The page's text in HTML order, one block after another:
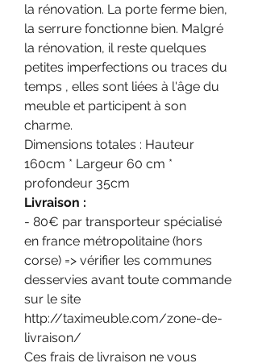
la rénovation. La porte ferme bien,
la serrure fonctionne bien. Malgré
la rénovation, il reste quelques
petites imperfections ou traces du
temps , elles sont liées à l'âge du
meuble et participent à son
charme.
Dimensions totales : Hauteur
160cm * Largeur 60 cm *
profondeur 35cm
Livraison :
- 80€ par transporteur spécialisé
en france métropolitaine (hors
corse) => vérifier les communes
desservies avant toute commande
sur le site
http://taximeuble.com/zone-de-
livraison/
Ces frais de livraison ne vous